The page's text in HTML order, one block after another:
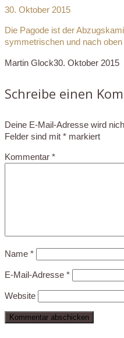
30. Oktober 2015
Die Pagode ist der
symmetrischen und nach
Martin Glock30. Oktober 2015
Schreibe einen
Deine E-Mail-Adresse wird
Felder sind mit * markiert
Kommentar *
Name *
E-Mail-Adresse *
Website